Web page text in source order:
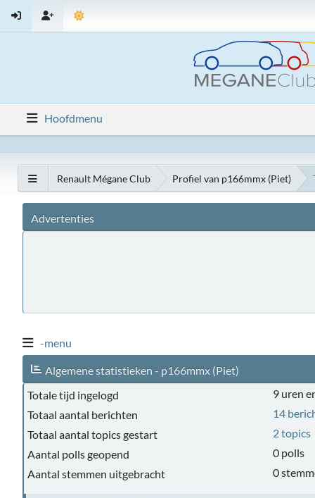
Hoofdmenu
Renault Mégane Club Profiel van p166mmx (Piet)
Advertenties
-menu
Algemene statistieken - p166mmx (Piet)
Totale tijd ingelogd
9 uren
Totaal aantal berichten
14
Totaal aantal topics gestart
2 topics
Aantal polls geopend
0 polls
Aantal stemmen uitgebracht
0